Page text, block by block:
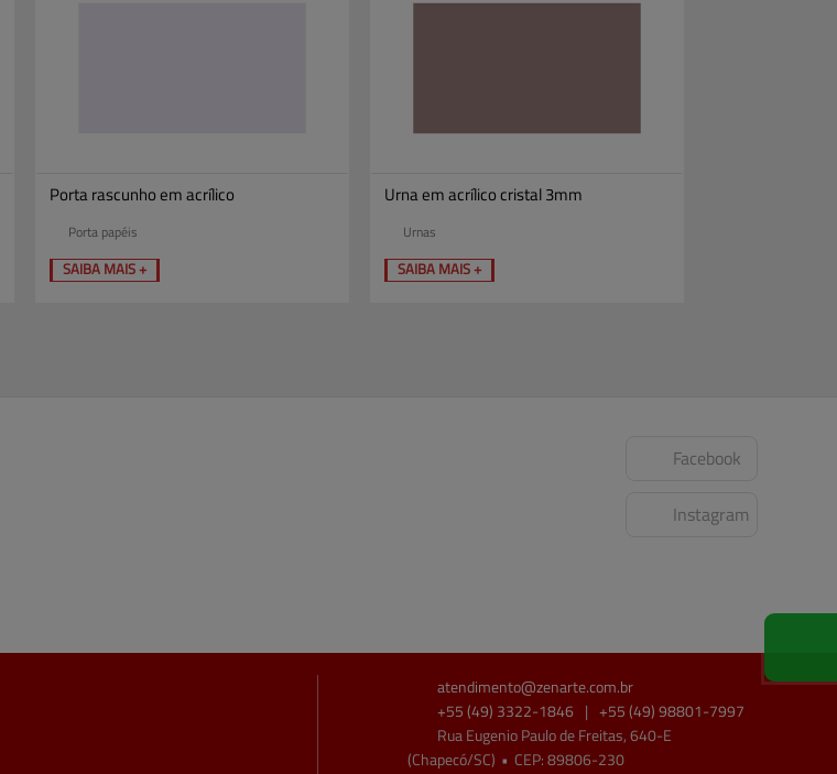
Porta rascunho em acrílico
Porta papéis
SAIBA MAIS +
Urna em acrílico cristal 3mm
Urnas
SAIBA MAIS +
Facebook
Instagram
atendimento@zenarte.com.br
+55 (49) 3322-1846 | +55 (49) 98801-7997
Rua Eugenio Paulo de Freitas, 640-E
(Chapecó/SC) • CEP: 89806-230